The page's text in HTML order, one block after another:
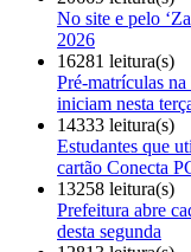
No site e pelo
2026
16281 leitura(s)
Pré-matrículas
iniciam nesta
14333 leitura(s)
Estudantes que
cartão Conecta
13258 leitura(s)
Prefeitura abre
desta segunda